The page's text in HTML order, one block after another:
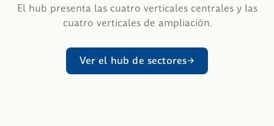
El hub presenta las cuatro verticales centrales y las
cuatro verticales de ampliación.
Ver el hub de sectores